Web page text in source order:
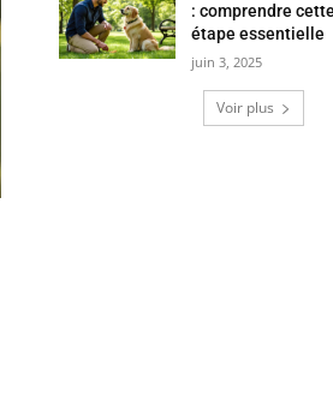
: comprendre
étape essentielle
juin 3, 2025
Voir plus